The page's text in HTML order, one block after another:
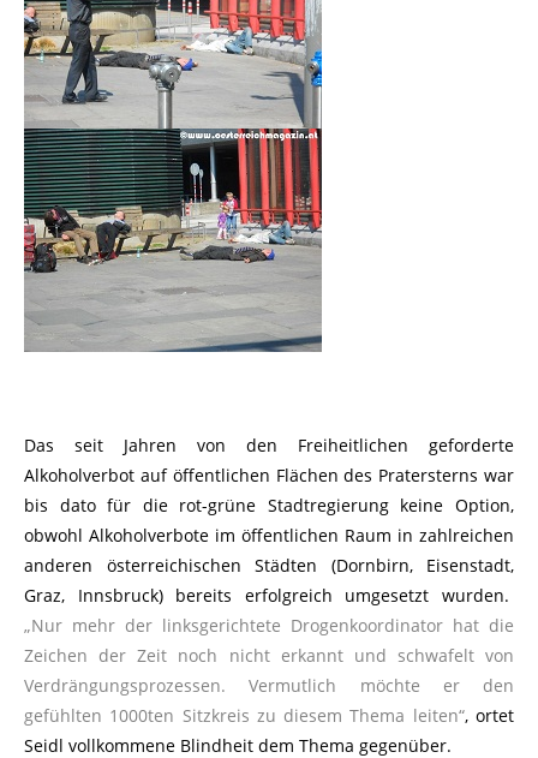
Das seit Jahren von den Freiheitlichen geforderte
Alkoholverbot auf öffentlichen Flächen des Pratersterns war
bis dato für die rot-grüne Stadtregierung keine Option,
obwohl Alkoholverbote im öffentlichen Raum in zahlreichen
anderen österreichischen Städten (Dornbirn, Eisenstadt,
Graz, Innsbruck) bereits erfolgreich umgesetzt wurden.
„Nur mehr der linksgerichtete Drogenkoordinator hat die
Zeichen der Zeit noch nicht erkannt und schwafelt von
Verdrängungsprozessen. Vermutlich möchte er den
gefühlten 1000ten Sitzkreis zu diesem Thema leiten“, ortet
Seidl vollkommene Blindheit dem Thema gegenüber.